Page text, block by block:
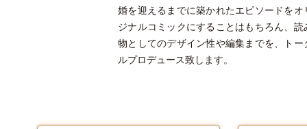
婚を迎えるまでに築かれたエピソードをオ
ジナルコミックにすることはもちろん、読
物としてのデザイン性や編集までを、トー
ルプロデュース致します。